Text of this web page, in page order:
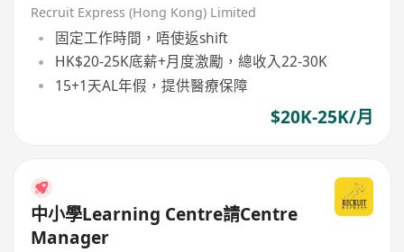
Recruit Express (Hong Kong) Limited
固定工作時間，唔使返shift
HK$20-25K底薪+月度激勵，總收入22-30K
15+1天AL年假，提供醫療保障
$20K-25K/月
中小學Learning Centre請Centre
Manager